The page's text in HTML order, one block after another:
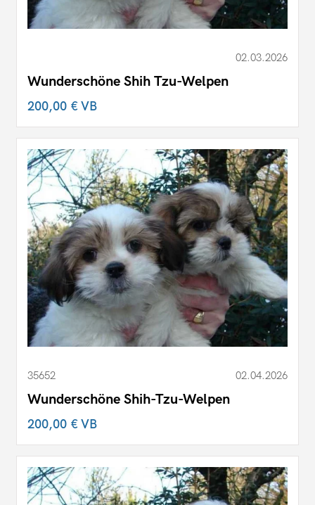
02.03.2026
Wunderschöne Shih Tzu-Welpen
200,00 €VB
35652 02.04.2026
Wunderschöne Shih-Tzu-Welpen
200,00 €VB